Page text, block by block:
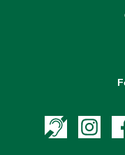
Textový hovor